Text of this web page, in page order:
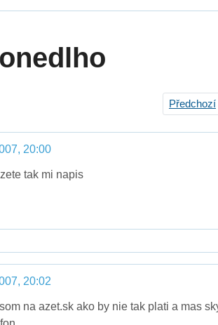
Předchozí
20:00
tak mi napis
20:02
na azet.sk ako by nie tak plati a mas